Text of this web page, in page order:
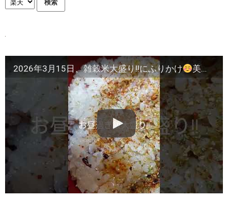
2026年3月15日、雑穀米大盛り!!にふりかけ 美味しい